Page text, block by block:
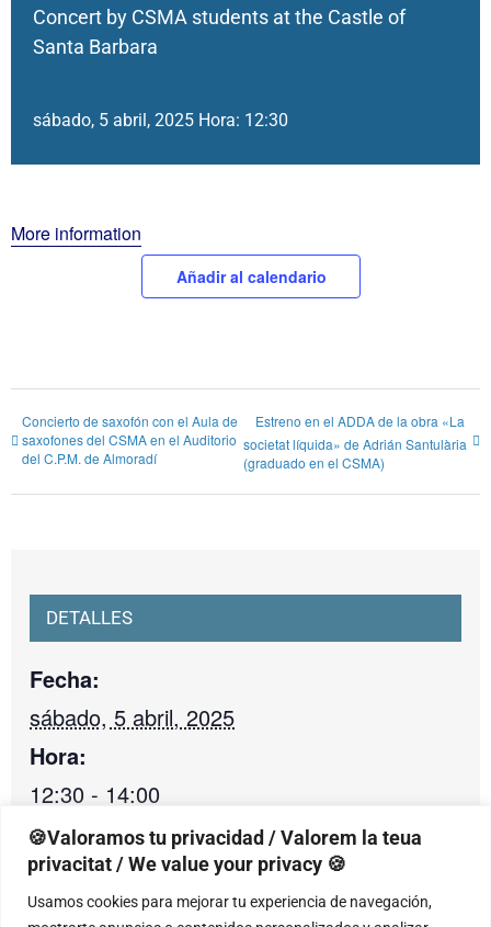
🍪Valoramos tu privacidad / Valorem la teua
privacitat / We value your privacy 🍪
Usamos cookies para mejorar tu experiencia de navegación,
Concert by CSMA students at the Castle of
Santa Barbara
sábado, 5 abril, 2025 Hora: 12:30
More information
Añadir al calendario
Concierto de saxofón con el Aula de
saxofones del CSMA en el Auditorio
del C.P.M. de Almoradí
Estreno en el ADDA de la obra «La
societat líquida» de Adrián Santulària
(graduado en el CSMA)
DETALLES
Fecha:
sábado, 5 abril, 2025
Hora:
12:30 - 14:00
Categoría de Evento:
Conciertos val